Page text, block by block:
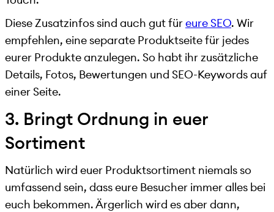
Diese Zusatzinfos sind auch gut füreure SEO. Wir
empfehlen, eine separate Produktseite für jedes
eurer Produkte anzulegen. So habt ihr zusätzliche
Details, Fotos, Bewertungen und SEO-Keywords auf
einer Seite.
3. Bringt Ordnung in euer
Sortiment
Natürlich wird euer Produktsortiment niemals so
umfassend sein, dass eure Besucher immer alles bei
euch bekommen. Ärgerlich wird es aber dann,